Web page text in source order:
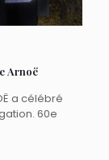
Arnoë
a célébré
60e